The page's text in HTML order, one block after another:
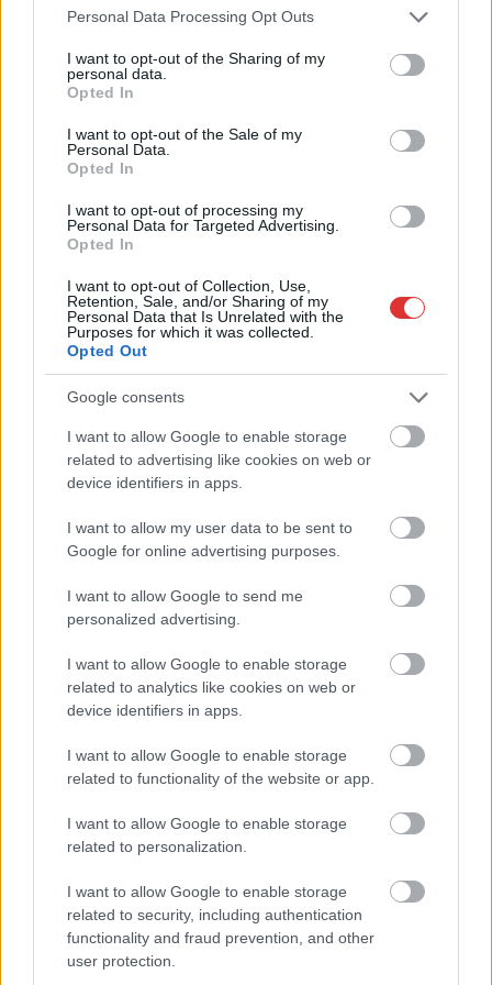
Please note that this website/app uses one or more Google
not limited to your visit or usage behaviour. You may click to
grant or deny consent to Google and its third-party tags to
use your data for below specified purposes in below Google
consent section.
Personal Data Processing Opt Outs
I want to opt-out of the Sharing of my
personal data.
Opted In
I want to opt-out of the Sale of my
Personal Data.
Opted In
I want to opt-out of processing my
Personal Data for Targeted Advertising.
Opted In
I want to opt-out of Collection, Use,
Retention, Sale, and/or Sharing of my
Personal Data that Is Unrelated with the
Purposes for which it was collected.
Opted Out
Google consents
I want to allow Google to enable storage
related to advertising like cookies on web or
device identifiers in apps.
I want to allow my user data to be sent to
Google for online advertising purposes.
I want to allow Google to send me
personalized advertising.
I want to allow Google to enable storage
related to analytics like cookies on web or
device identifiers in apps.
I want to allow Google to enable storage
related to functionality of the website or app.
I want to allow Google to enable storage
related to personalization.
I want to allow Google to enable storage
related to security, including authentication
functionality and fraud prevention, and other
user protection.
Hírlevél feliratkozás
Adja meg keresztnevét:
Adja
Megismertem és elfogadom aGDPR-szabályzatot
Nem szeretne lemaradni semmiről? Csak egy kattintás, és hírlevelünk a
legfrissebb információkkal és exkluzív tartalmakkal hétről hétre
A SZOL24 legfrissebb 24 cikke
A Tisza kormány minisztere újabb nagy változásokról döntött
a közoktatásban – például az iskolaigazgatók visszakapják
munkáltatói jogaikat
Sok volt az igazolatlan hiányzás, Pócs János fizetéslevonást
kapott, más fideszesek még kevesebbet vittek haza
A Szolnok megyei gazdák nagyon nem akarták a JÉGER
további üzemeltetését
Csendélet 5.0: alig balesetveszélyes lépcső és remek
állapotban levő buszmegálló mutatja, hogy Szolnok mennyire